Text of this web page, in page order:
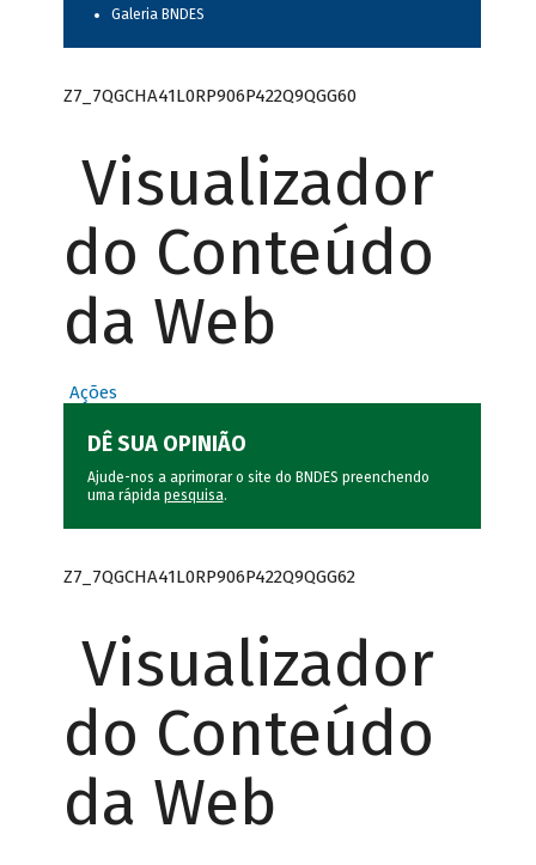
Galeria BNDES
Z7_7QGCHA41L0RP906P422Q9QGG60
Visualizador
do Conteúdo
da Web
Ações
DÊ SUA OPINIÃO
Ajude-nos a aprimorar o site do BNDES preenchendo
uma rápida pesquisa.
Z7_7QGCHA41L0RP906P422Q9QGG62
Visualizador
do Conteúdo
da Web